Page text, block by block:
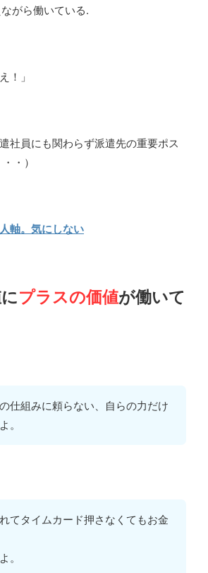
がら働いている.
！」
社員にも関わらず派遣先の重要ポス
・）
軸。気にしない
プラスの価値が働いて
仕組みに頼らない、自らの力だけ
。
てタイムカード押さなくてもお金
。